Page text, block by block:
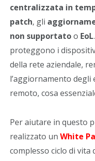
centralizzata in
patch, gli
non supportatoo EoL
proteggono i
della rete aziendale,
l’aggiornamento
remoto, cosa
Per aiutare in questo
realizzato un White
complesso ciclo di vita